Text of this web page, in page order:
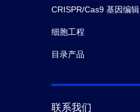
CRISPR/Cas9 基因编辑
细胞工程
目录产品
联系我们